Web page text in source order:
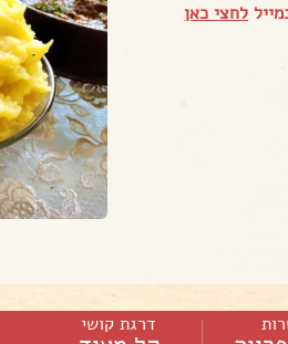
לחצי כאן
דרגת קושי